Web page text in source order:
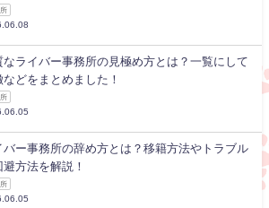
なライバー事務所の見極め方とは？一覧にして
などをまとめました！
バー事務所の辞め方とは？移籍方法やトラブル
避方法を解説！